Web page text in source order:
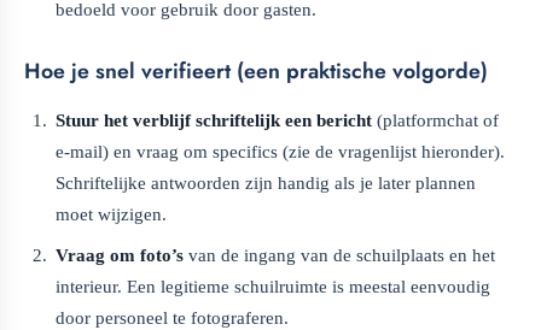
bedoeld voor gebruik door gasten.
Hoe je snel verifieert (een praktische volgorde)
Stuur het verblijf schriftelijk een bericht (platformchat of
e-mail) en vraag om specifics (zie de vragenlijst hieronder).
Schriftelijke antwoorden zijn handig als je later plannen
moet wijzigen.
Vraag om foto’s van de ingang van de schuilplaats en het
interieur. Een legitieme schuilruimte is meestal eenvoudig
door personeel te fotograferen.